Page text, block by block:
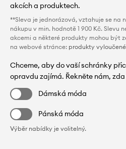
akcích a produktech.
**Sleva je jednorázová, vztahuje se na
nákupu v min. hodnotě 1 900 Kč. Slevu
akcemi a některé produkty mohou být
na webové stránce: produkty
Chceme, aby do vaší schránky
opravdu zajímá. Řekněte nám,
Dámská móda
Pánská móda
Výběr nabídky je volitelný.